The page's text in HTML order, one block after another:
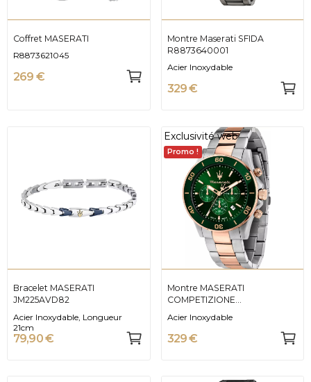
Coffret MASERATI
R8873621045
269 €
Montre Maserati SFIDA
R8873640001
Acier Inoxydable
329 €
Bracelet MASERATI
JM225AVD82
Acier Inoxydable, Longueur
21cm
79,90 €
Exclusivité web
Promo !
Montre MASERATI
COMPETIZIONE
Acier Inoxydable
329 €